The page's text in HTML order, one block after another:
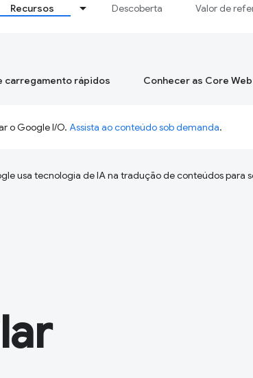
Recursos Descoberta Valor de
carregamento rápidos Conhecer as Core
o Google I/O. Assista ao conteúdo sob demanda.
usa tecnologia de IA na tradução de conteúdos